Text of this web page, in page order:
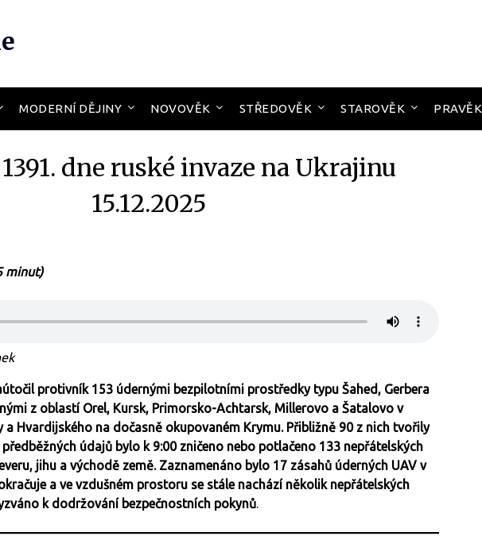
MODERNÍ DĚJINY NOVOVĚK STŘEDOVĚK STAROVĚK PRAVĚK
dne ruské invaze na Ukrajinu
15.12.2025
minut)
protivník 153 údernými bezpilotními prostředky typu Šahed, Gerbera
z oblastí Orel, Kursk, Primorsko-Achtarsk, Millerovo a Šatalovo v
a Hvardijského na dočasně okupovaném Krymu. Přibližně 90 z nich tvořily
předběžných údajů bylo k 9:00 zničeno nebo potlačeno 133 nepřátelských
jihu a východě země. Zaznamenáno bylo 17 zásahů úderných UAV v
a ve vzdušném prostoru se stále nachází několik nepřátelských
k dodržování bezpečnostních pokynů.